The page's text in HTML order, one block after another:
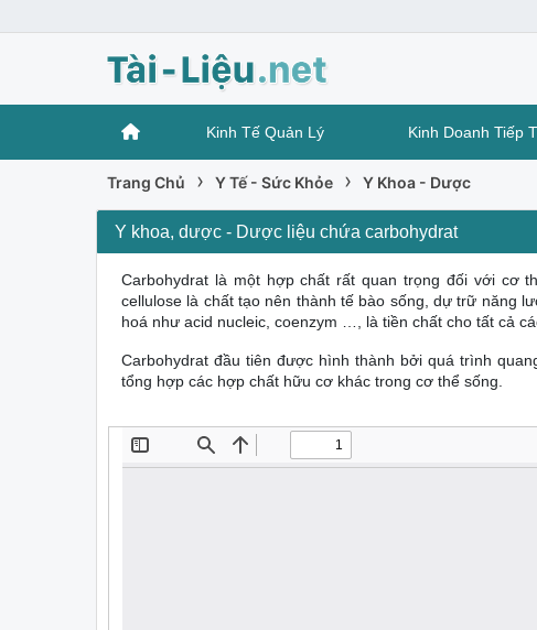
Kinh Tế Quản Lý Kinh Doanh Tiếp
Trang Chủ › Y Tế - Sức Khỏe › Y Khoa - Dược
Y khoa, dược - Dược liệu chứa carbohydrat
Carbohydrat là một hợp chất rất quan trọng đối với cơ
cellulose là chất tạo nên thành tế bào sống, dự trữ năng
hoá như acid nucleic, coenzym …, là tiền chất cho tất cả
Carbohydrat đầu tiên được hình thành bởi quá trình
tổng hợp các hợp chất hữu cơ khác trong cơ thể sống.